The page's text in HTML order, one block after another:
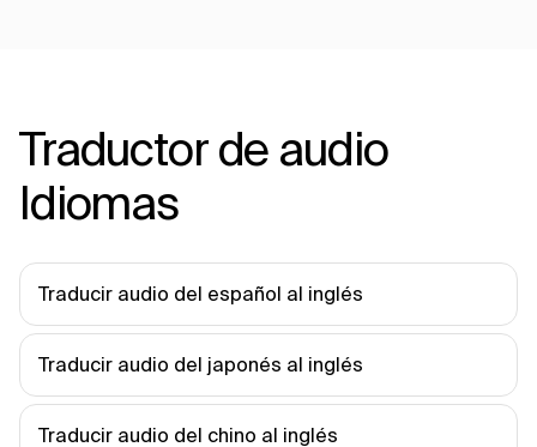
Traductor de audio
Idiomas
Traducir audio del español al inglés
Traducir audio del japonés al inglés
Traducir audio del chino al inglés